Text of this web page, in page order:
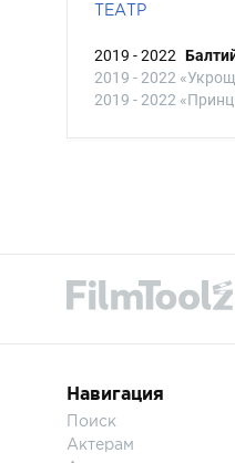
ТЕАТР
2019 - 2022
2019 - 2022
2019 - 2022
Навигация
Поиск
Актерам